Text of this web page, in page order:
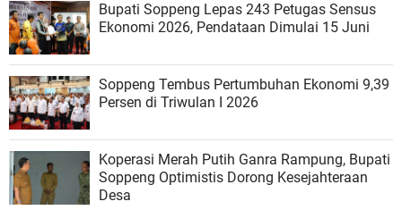
Bupati Soppeng Lepas 243 Petugas Sensus
Ekonomi 2026, Pendataan Dimulai 15 Juni
Soppeng Tembus Pertumbuhan Ekonomi 9,39
Persen di Triwulan I 2026
Koperasi Merah Putih Ganra Rampung, Bupati
Soppeng Optimistis Dorong Kesejahteraan
Desa